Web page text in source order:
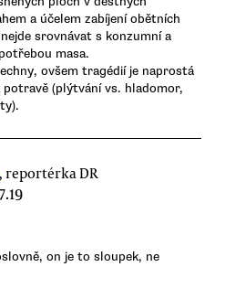
a účelem zabíjení obětních
srovnávat s konzumní a
masa.
ovšem tragédií je naprostá
(plýtvání vs. hladomor,
, reportérka DR
on je to sloupek, ne